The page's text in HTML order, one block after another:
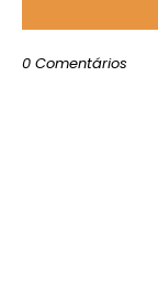
0 Comentários